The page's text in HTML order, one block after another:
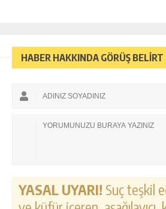
HABER HAKKINDA GÖRÜŞ BELİRT
YASAL UYARI! Suç teşkil